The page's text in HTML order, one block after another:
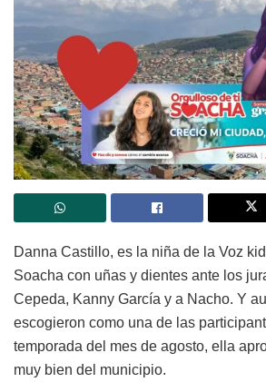
Danna Castillo, es la niña de la Voz
Soacha con uñas y dientes ante los
Cepeda, Kanny García y a Nacho. Y
escogieron como una de las
temporada del mes de agosto, ella
muy bien del municipio.